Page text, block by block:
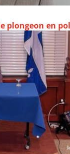
plongeon en